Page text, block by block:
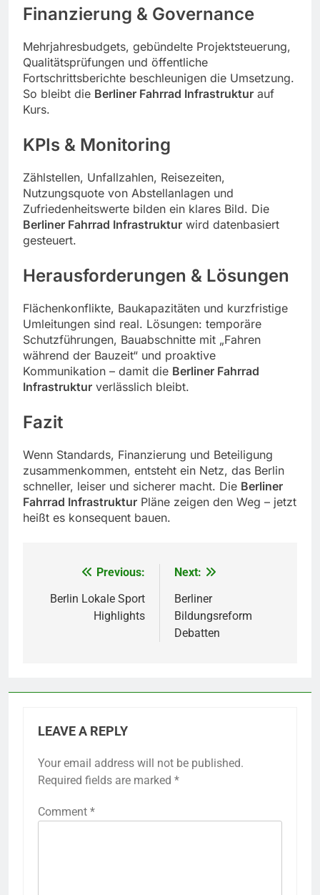
Finanzierung & Governance
Mehrjahresbudgets, gebündelte Projektsteuerung,
Qualitätsprüfungen und öffentliche
Fortschrittsberichte beschleunigen die Umsetzung.
So bleibt die Berliner Fahrrad Infrastruktur auf
Kurs.
KPIs & Monitoring
Zählstellen, Unfallzahlen, Reisezeiten,
Nutzungsquote von Abstellanlagen und
Zufriedenheitswerte bilden ein klares Bild. Die
Berliner Fahrrad Infrastruktur wird datenbasiert
gesteuert.
Herausforderungen & Lösungen
Flächenkonflikte, Baukapazitäten und kurzfristige
Umleitungen sind real. Lösungen: temporäre
Schutzführungen, Bauabschnitte mit „Fahren
während der Bauzeit“ und proaktive
Kommunikation – damit die Berliner Fahrrad
Infrastruktur verlässlich bleibt.
Fazit
Wenn Standards, Finanzierung und Beteiligung
zusammenkommen, entsteht ein Netz, das Berlin
schneller, leiser und sicherer macht. Die Berliner
Fahrrad Infrastruktur Pläne zeigen den Weg – jetzt
heißt es konsequent bauen.
navigation
Previous:
Berlin Lokale Sport
Highlights
Next:
Berliner
Bildungsreform
Debatten
LEAVE A REPLY
Your email address will not be published.
Required fields are marked *
Comment *